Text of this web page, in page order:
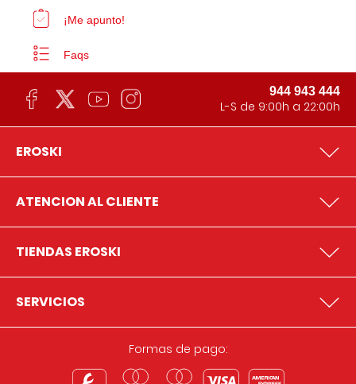
¡Me apunto!
Faqs
944 943 444
L-S de 9:00h a 22:00h
EROSKI
ATENCION AL CLIENTE
TIENDAS EROSKI
SERVICIOS
Formas de pago: